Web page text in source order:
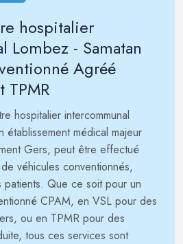
hospitalier
Lombez - Samatan
Agréé
TPMR
hospitalier intercommunal
établissement médical majeur
Gers, peut être effectué
véhicules conventionnés,
Que ce soit pour un
CPAM, en VSL pour des
ou en TPMR pour des
tous ces services sont